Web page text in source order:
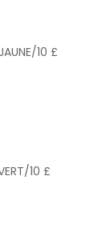
10 £
10 £